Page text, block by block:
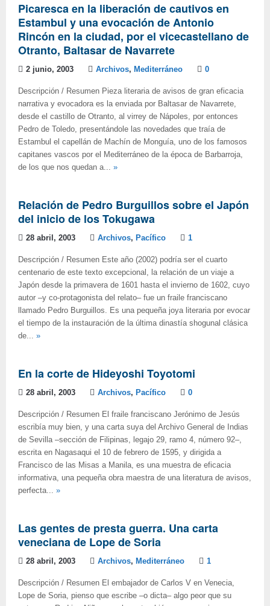
Picaresca en la liberación de cautivos en
Estambul y una evocación de Antonio
Rincón en la ciudad, por el vicecastellano de
Otranto, Baltasar de Navarrete
2 junio, 2003 Archivos, Mediterráneo 0
Descripción / Resumen Pieza literaria de avisos de gran eficacia
narrativa y evocadora es la enviada por Baltasar de Navarrete,
desde el castillo de Otranto, al virrey de Nápoles, por entonces
Pedro de Toledo, presentándole las novedades que traía de
Estambul el capellán de Machín de Monguía, uno de los famosos
capitanes vascos por el Mediterráneo de la época de Barbarroja,
de los que nos quedan a... »
Relación de Pedro Burguillos sobre el Japón
del inicio de los Tokugawa
28 abril, 2003 Archivos, Pacífico 1
Descripción / Resumen Este año (2002) podría ser el cuarto
centenario de este texto excepcional, la relación de un viaje a
Japón desde la primavera de 1601 hasta el invierno de 1602, cuyo
autor –y co-protagonista del relato– fue un fraile franciscano
llamado Pedro Burguillos. Es una pequeña joya literaria por evocar
el tiempo de la instauración de la última dinastía shogunal clásica
de... »
En la corte de Hideyoshi Toyotomi
28 abril, 2003 Archivos, Pacífico 0
Descripción / Resumen El fraile franciscano Jerónimo de Jesús
escribía muy bien, y una carta suya del Archivo General de Indias
de Sevilla –sección de Filipinas, legajo 29, ramo 4, número 92–,
escrita en Nagasaqui el 10 de febrero de 1595, y dirigida a
Francisco de las Misas a Manila, es una muestra de eficacia
informativa, una pequeña obra maestra de una literatura de avisos,
perfecta... »
Las gentes de presta guerra. Una carta
veneciana de Lope de Soria
28 abril, 2003 Archivos, Mediterráneo 1
Descripción / Resumen El embajador de Carlos V en Venecia,
Lope de Soria, pienso que escribe –o dicta– algo peor que su